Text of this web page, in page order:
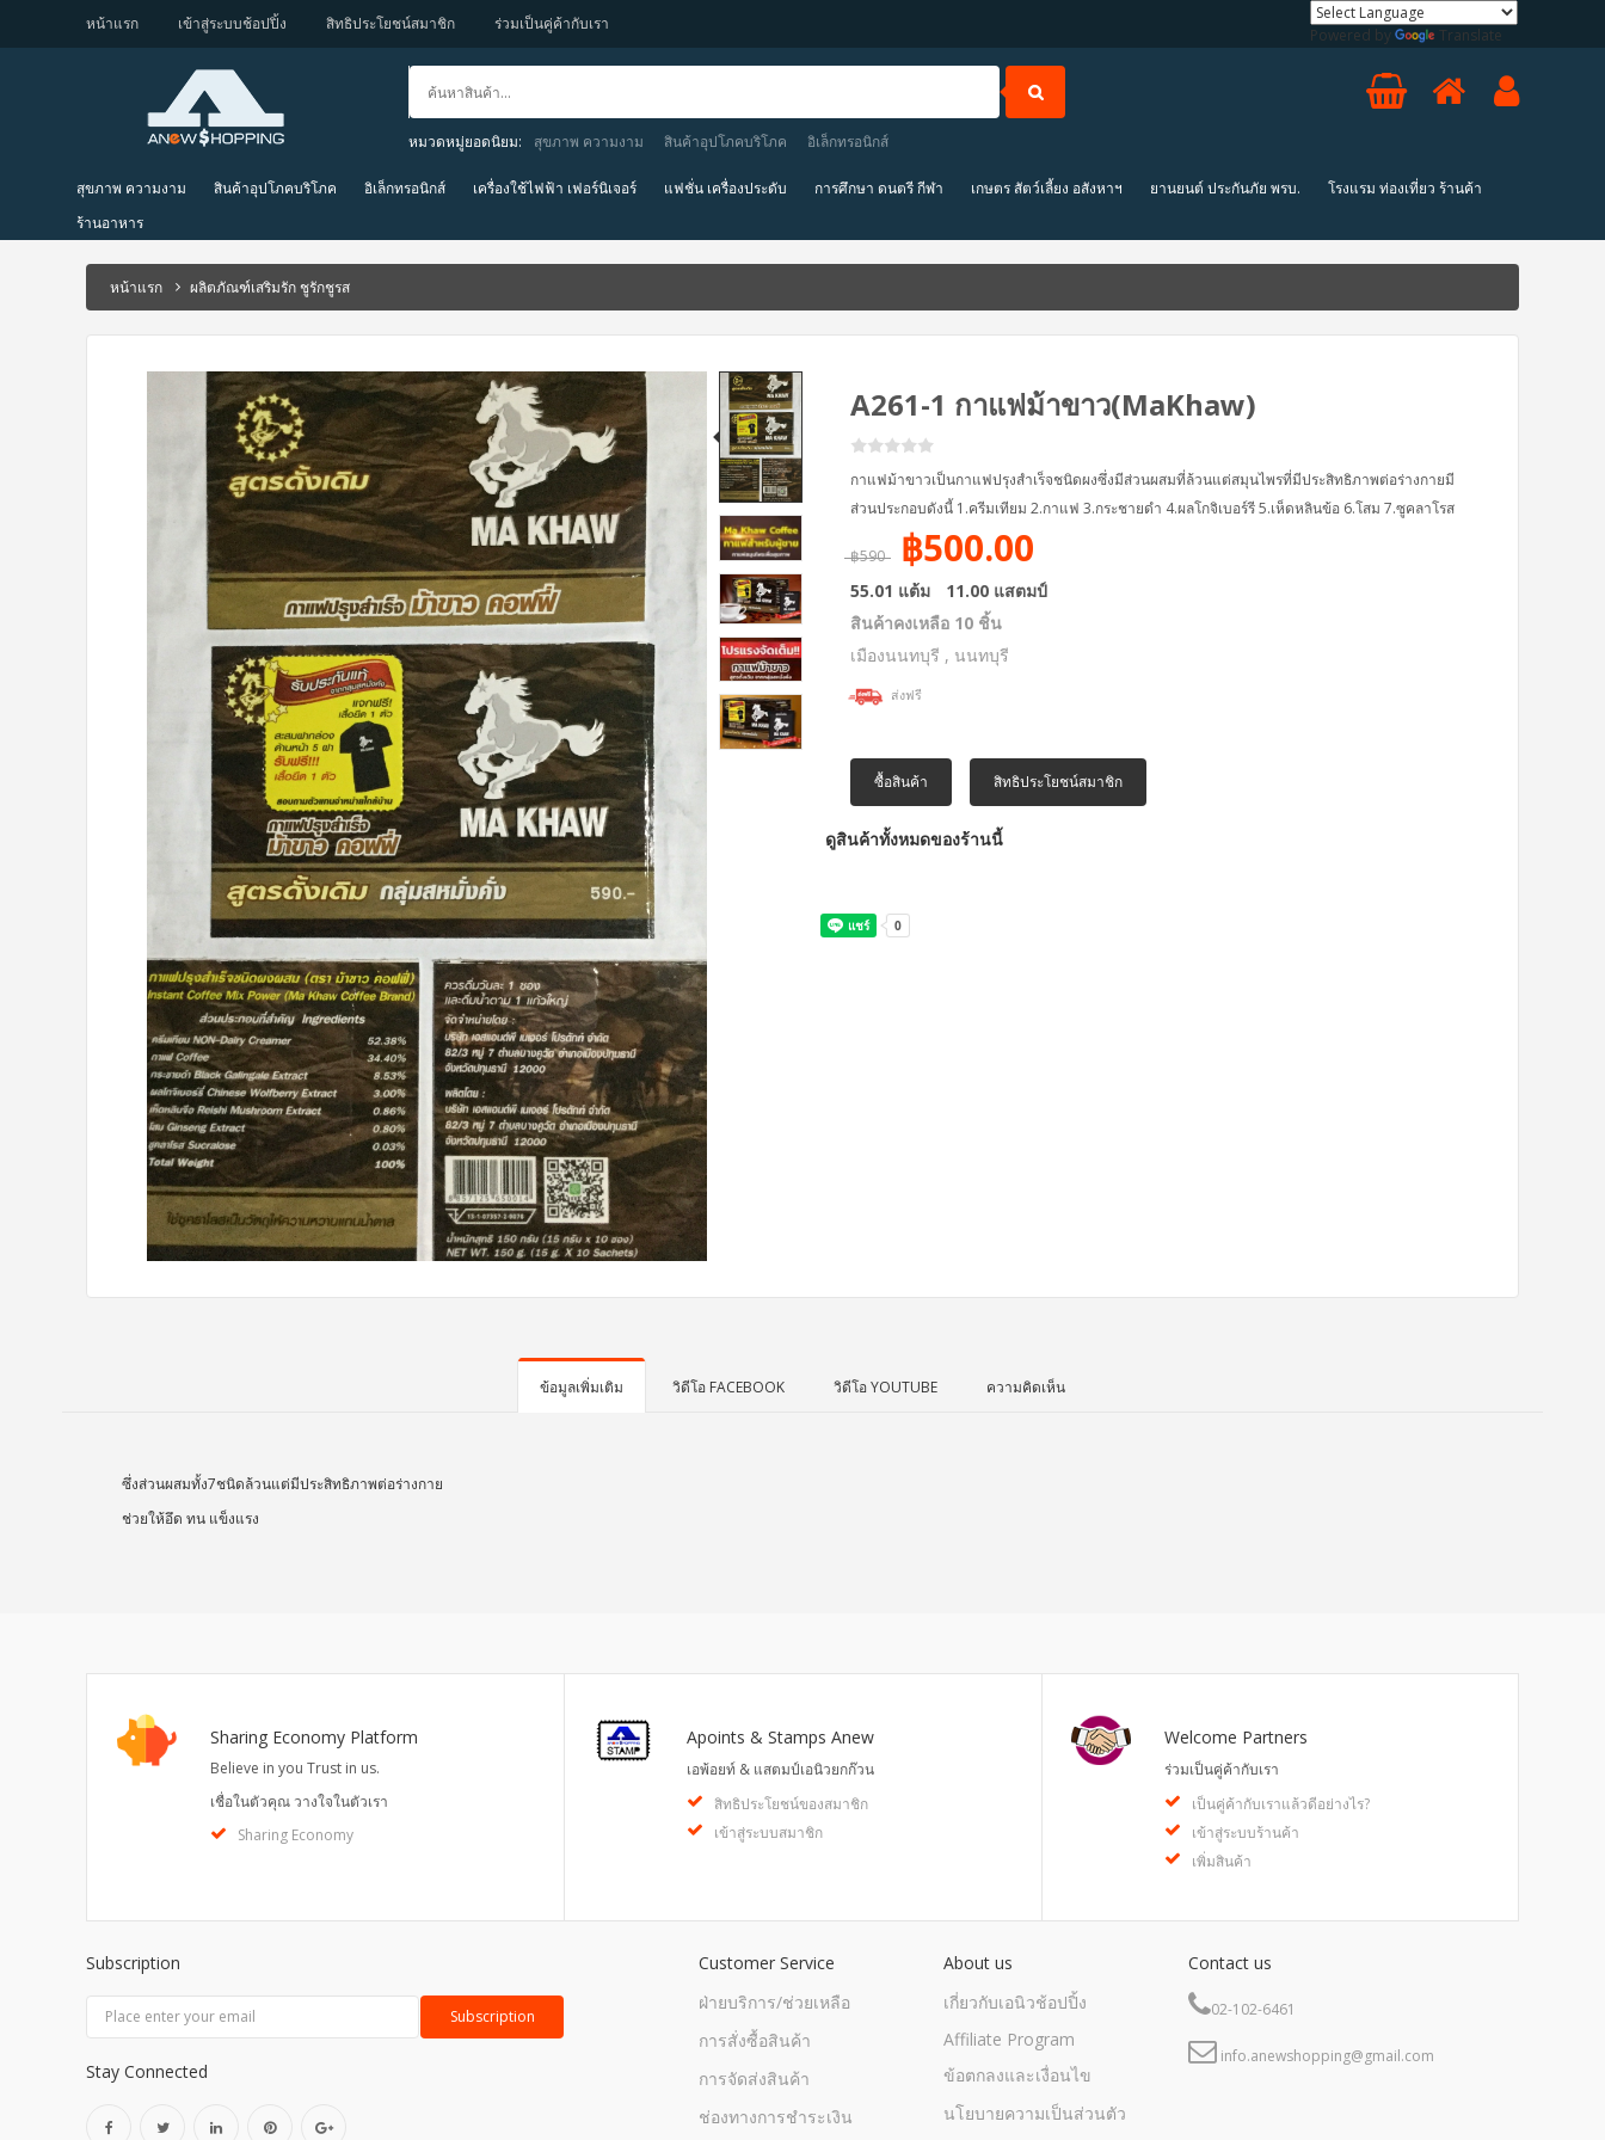
หน้าแรก เข้าสู่ระบบช้อปปิ้ง สิทธิประโยชน์สมาชิก ร่วมเป็นคู่ค้ากับเรา
Powered by Translate
หมวดหมู่ยอดนิยม: สุขภาพ ความงาม สินค้าอุปโภคบริโภค อิเล็กทรอนิกส์
สุขภาพ ความงาม สินค้าอุปโภคบริโภค อิเล็กทรอนิกส์ เครื่องใช้ไฟฟ้า เฟอร์นิเจอร์ แฟชั่น เครื่องประดับ การศึกษา ดนตรี กีฬา เกษตร สัตว์เลี้ยง อสังหาฯ ยานยนต์ ประกันภัย พรบ.
โรงแรม ท่องเที่ยว ร้านค้า
ร้านอาหาร
หน้าแรก ผลิตภัณฑ์เสริมรัก ชูรักชูรส
A261-1 กาแฟม้าขาว(MaKhaw)
กาแฟม้าขาวเป็นกาแฟปรุงสำเร็จชนิดผงซึ่งมีส่วนผสมที่ล้วนแต่สมุนไพรที่มีประสิทธิภาพต่อร่างกายมี
ส่วนประกอบดังนี้ 1.ครีมเทียม 2.กาแฟ 3.กระชายดำ 4.ผลโกจิเบอร์รี 5.เห็ดหลินข้อ 6.โสม 7.ซูคลาโรส
฿590 ฿500.00
55.01 แต้ม
11.00 แสตมป์
สินค้าคงเหลือ 10 ชิ้น
เมืองนนทบุรี , นนทบุรี
ส่งฟรี
ซื้อสินค้า สิทธิประโยชน์สมาชิก
ดูสินค้าทั้งหมดของร้านนี้
ข้อมูลเพิ่มเติม วิดีโอ FACEBOOK วิดีโอ YOUTUBE ความคิดเห็น
ซึ่งส่วนผสมทั้ง7ชนิดล้วนแต่มีประสิทธิภาพต่อร่างกาย
ช่วยให้อึด ทน แข็งแรง
Sharing Economy Platform
Believe in you Trust in us.
เชื่อในตัวคุณ วางใจในตัวเรา
Sharing Economy
Apoints & Stamps Anew
เอพ้อยท์ & แสตมป์เอนิวยกก๊วน
สิทธิประโยชน์ของสมาชิก
เข้าสู่ระบบสมาชิก
Welcome Partners
ร่วมเป็นคู่ค้ากับเรา
เป็นคู่ค้ากับเราแล้วดีอย่างไร?
เข้าสู่ระบบร้านค้า
เพิ่มสินค้า
Subscription
Stay Connected
Customer Service
ฝ่ายบริการ/ช่วยเหลือ
การสั่งซื้อสินค้า
การจัดส่งสินค้า
ช่องทางการชำระเงิน
About us
เกี่ยวกับเอนิวช้อปปิ้ง
Affiliate Program
ข้อตกลงและเงื่อนไข
นโยบายความเป็นส่วนตัว
Contact us
02-102-6461
info.anewshopping@gmail.com